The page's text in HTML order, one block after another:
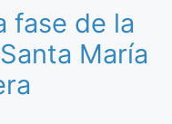
fase de la
María